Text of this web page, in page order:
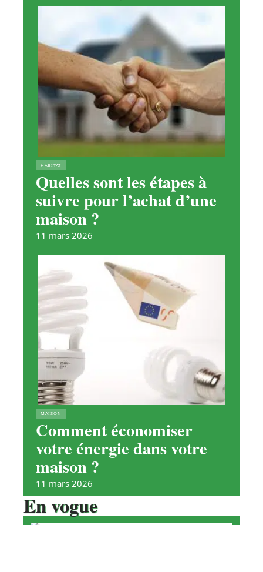
HABITAT
Quelles sont les étapes à
suivre pour l’achat d’une
maison ?
11 mars 2026
MAISON
Comment économiser
votre énergie dans votre
maison ?
11 mars 2026
En vogue